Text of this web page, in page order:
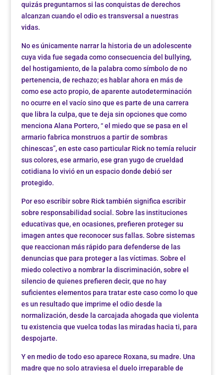
quizás preguntarnos si las conquistas de derechos
alcanzan cuando el odio es transversal a nuestras
vidas.
No es únicamente narrar la historia de un adolescente
cuya vida fue segada como consecuencia del bullying,
del hostigamiento, de la palabra como símbolo de no
pertenencia, de rechazo; es hablar ahora en más de
como ese acto propio, de aparente autodeterminación
no ocurre en el vacío sino que es parte de una carrera
que libra la culpa, que te deja sin opciones que como
menciona Alana Portero, “ el miedo que se pasa en el
armario fabrica monstruos a partir de sombras
chinescas”, en este caso particular Rick no temía relucir
sus colores, ese armario, ese gran yugo de crueldad
cotidiana lo vivió en un espacio donde debió ser
protegido.
Por eso escribir sobre Rick también significa escribir
sobre responsabilidad social. Sobre las instituciones
educativas que, en ocasiones, prefieren proteger su
imagen antes que reconocer sus fallas. Sobre sistemas
que reaccionan más rápido para defenderse de las
denuncias que para proteger a las víctimas. Sobre el
miedo colectivo a nombrar la discriminación, sobre el
silencio de quienes prefieren decir, que no hay
suficientes elementos para tratar este caso como lo que
es un resultado que imprime el odio desde la
normalización, desde la carcajada ahogada que violenta
tu existencia que vuelca todas las miradas hacia ti, para
despojarte.
Y en medio de todo eso aparece Roxana, su madre. Una
madre que no solo atraviesa el duelo irreparable de